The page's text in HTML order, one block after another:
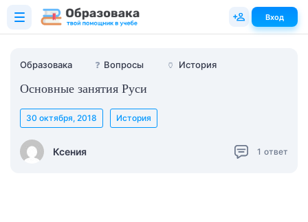
Образовака ❓ Вопросы 🏺 История
Основные занятия Руси
Ксения
30 октября, 2018 История
1 ответ
Вход